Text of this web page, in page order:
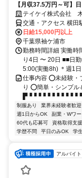
【月収37.5万円～可】
テイケイ株式会社
交通・アクセス 横田
日給15,000円以上
千葉県袖ケ浦市
勤務時間詳細 実働時
り4日 〜 20日 ■■日
5:00(実働8h) ＊週1日
仕事内容 ⭕未経験・
り ⭕簡単・シンプ
▛▝▝▝▝▝▝▝▝▝▝▝▝▝
制服あり 業界未経験者歓迎
週1日からOK
副業・Wワ
60代も応募可
資格取得支
学歴不問
平日のみOK 学
アルバイ